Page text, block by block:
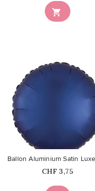

favorite_border
Prix
CHF 3,75